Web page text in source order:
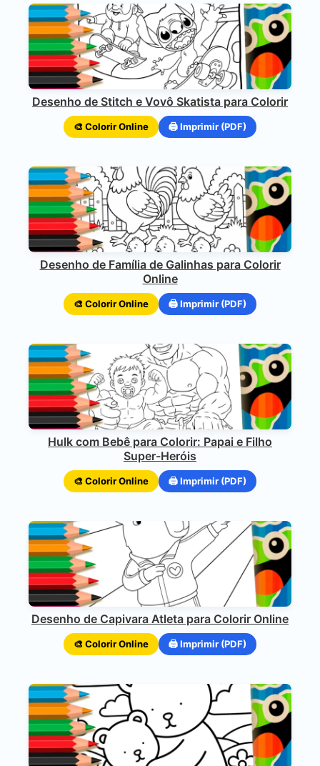
Desenho de Stitch e Vovô Skatista para Colorir
🎨 Colorir Online 🖨️ Imprimir (PDF)
Desenho de Família de Galinhas para Colorir
Online
🎨 Colorir Online 🖨️ Imprimir (PDF)
Hulk com Bebê para Colorir: Papai e Filho
Super-Heróis
🎨 Colorir Online 🖨️ Imprimir (PDF)
Desenho de Capivara Atleta para Colorir Online
🎨 Colorir Online 🖨️ Imprimir (PDF)